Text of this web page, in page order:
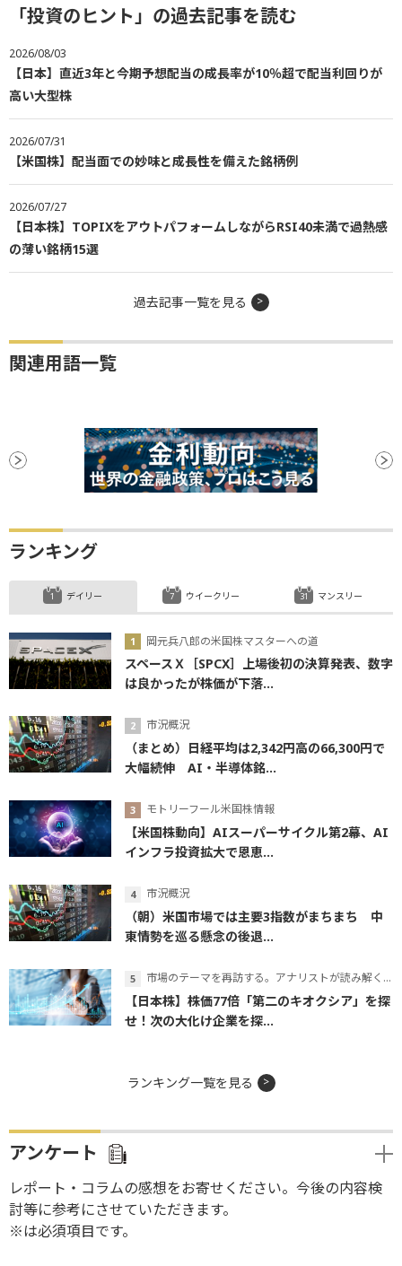
「投資のヒント」の過去記事を読む
2026/08/03
【日本】直近3年と今期予想配当の成長率が10％超で配当利回りが
高い大型株
2026/07/31
【米国株】配当面での妙味と成長性を備えた銘柄例
2026/07/27
【日本株】TOPIXをアウトパフォームしながらRSI40未満で過熱感
の薄い銘柄15選
過去記事一覧を見る
関連用語一覧
ランキング
デイリー
岡元兵八郎の米国株マスターへの道
スペースＸ［SPCX］上場後初の決算発表、数字
は良かったが株価が下落...
市況概況
（まとめ）日経平均は2,342円高の66,300円で
大幅続伸 AI・半導体銘...
モトリーフール米国株情報
【米国株動向】AIスーパーサイクル第2幕、AI
インフラ投資拡大で恩恵...
市況概況
（朝）米国市場では主要3指数がまちまち 中
東情勢を巡る懸念の後退...
市場のテーマを再訪する。アナリストが読み解くテーマの本質
【日本株】株価77倍「第二のキオクシア」を探
せ！次の大化け企業を探...
ウイークリー マンスリー
ランキング一覧を見る
アンケート
レポート・コラムの感想をお寄せください。今後の内容検
討等に参考にさせていただきます。
※は必須項目です。